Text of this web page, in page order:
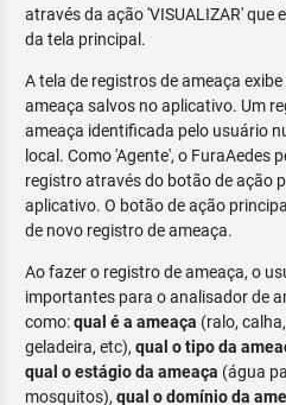
através da ação 'VISUALIZAR'
da tela principal.
A tela de registros de ameaça
ameaça salvos no aplicativo. Um
ameaça identificada pelo usuário
local. Como 'Agente', o FuraAedes
registro através do botão de ação
aplicativo. O botão de ação
de novo registro de ameaça.
Ao fazer o registro de ameaça, o
importantes para o analisador de
como:qual é a ameaça (ralo,
geladeira, etc), qual o tipo da
qual o estágio da ameaça (água
mosquitos), qual o domínio da